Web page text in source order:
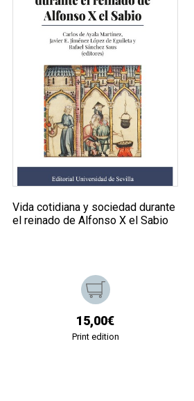
Vida cotidiana y sociedad durante
el reinado de Alfonso X el Sabio
15,00€
Print edition